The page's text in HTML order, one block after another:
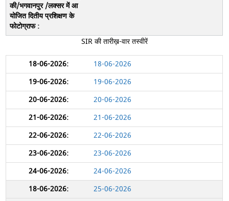
SIR की तारीख़-वार तस्वीरें
18-06-2026
19-06-2026
20-06-2026
21-06-2026
22-06-2026
23-06-2026
24-06-2026
25-06-2026